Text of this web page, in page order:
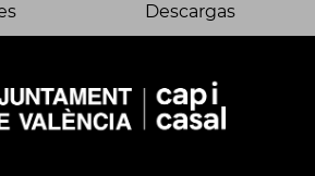
Descargas